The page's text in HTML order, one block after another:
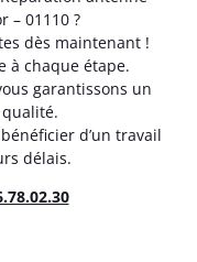
– 01110 ?
dès maintenant !
à chaque étape.
garantissons un
d’un travail
délais.